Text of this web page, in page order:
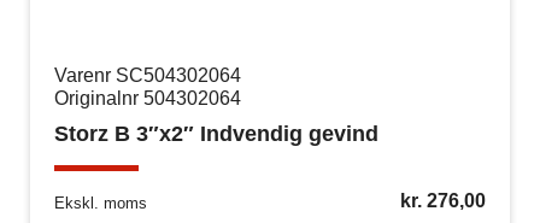
Varenr SC504302064
Originalnr 504302064
Storz B 3″x2″ Indvendig gevind
Ekskl. moms kr.276,00